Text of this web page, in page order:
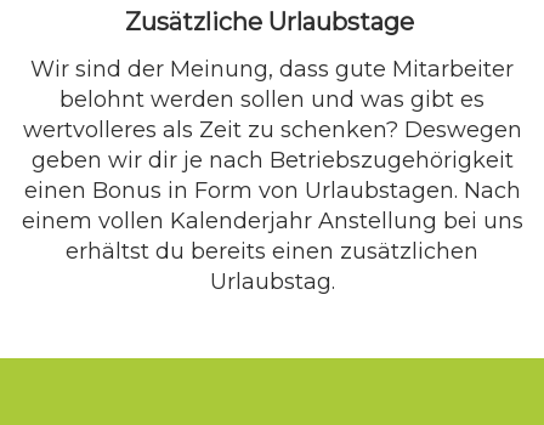
Zusätzliche Urlaubstage
Wir sind der Meinung, dass gute Mitarbeiter
belohnt werden sollen und was gibt es
wertvolleres als Zeit zu schenken? Deswegen
geben wir dir je nach Betriebszugehörigkeit
einen Bonus in Form von Urlaubstagen. Nach
einem vollen Kalenderjahr Anstellung bei uns
erhältst du bereits einen zusätzlichen
Urlaubstag.